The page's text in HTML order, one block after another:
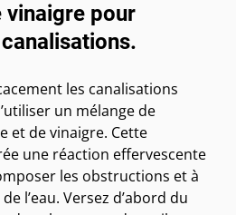
vinaigre pour
les canalisations
un mélange de
et de vinaigre. Cette
une réaction effervescente
les obstructions et à
l’eau. Versez d’abord du